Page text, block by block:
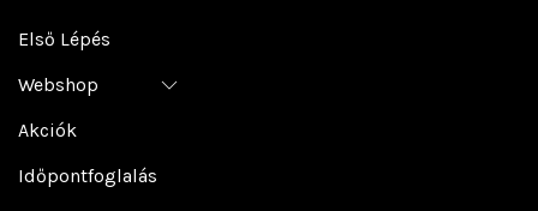
Első Lépés
Webshop
Akciók
Időpontfoglalás